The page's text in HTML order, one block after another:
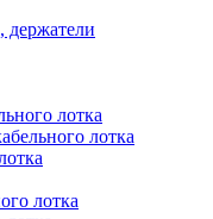
держатели
лотка
лотка
лотка